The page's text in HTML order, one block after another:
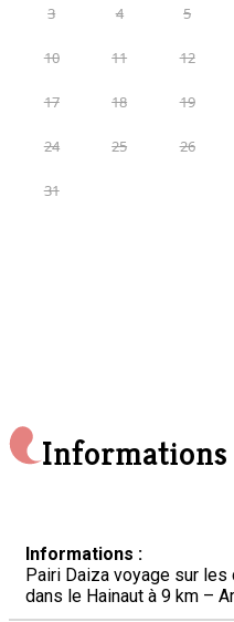
3 4 5
10 11 12
17 18 19
24 25 26
31
Informations
Informations :
Pairi Daiza voyage sur les
dans le Hainaut à 9 km –